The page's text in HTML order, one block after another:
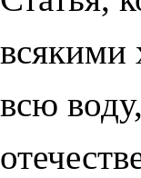
всякими
всю